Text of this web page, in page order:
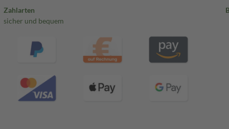
Zahlarten
sicher und bequem